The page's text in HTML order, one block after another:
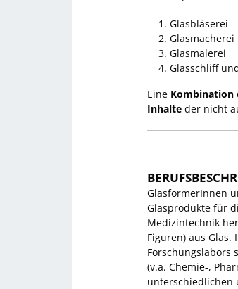
Glasbläserei
Glasmacherei
Glasmalerei
Glasschliff
Eine Kombination
Inhalte der nicht
GlasformerInnen
Glasprodukte für
Medizintechnik
Figuren) aus
Forschungslabors
(v.a. Chemie-,
unterschiedlichen